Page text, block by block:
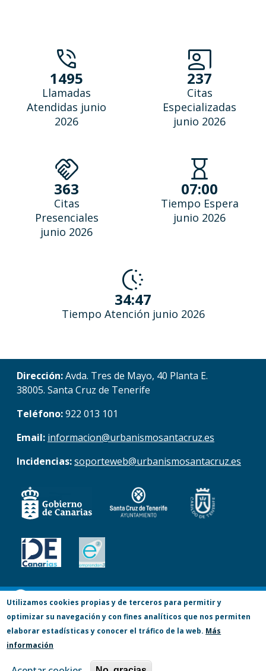
phone_in_talk
1495
Llamadas
Atendidas junio
2026
co_present
237
Citas
Especializadas
junio 2026
Handshake
363
Citas
Presenciales
junio 2026
hourglass
07:00
Tiempo Espera
junio 2026
search_activity
34:47
Tiempo Atención junio 2026
Dirección:Avda. Tres de Mayo, 40 Planta E.
38005. Santa Cruz de Tenerife
Teléfono:922 013 101
Email: informacion@urbanismosantacruz.es
Incidencias:soporteweb@urbanismosantacruz.es
© Copyright 2017. Todos los derechos
reservados.
Accesibilidad
Política de Cookies
Utilizamos cookies propias y de terceros para permitir y
optimizar su navegación y con fines analíticos que nos permiten
elaborar estadísticas y conocer el tráfico de la web. Más
información